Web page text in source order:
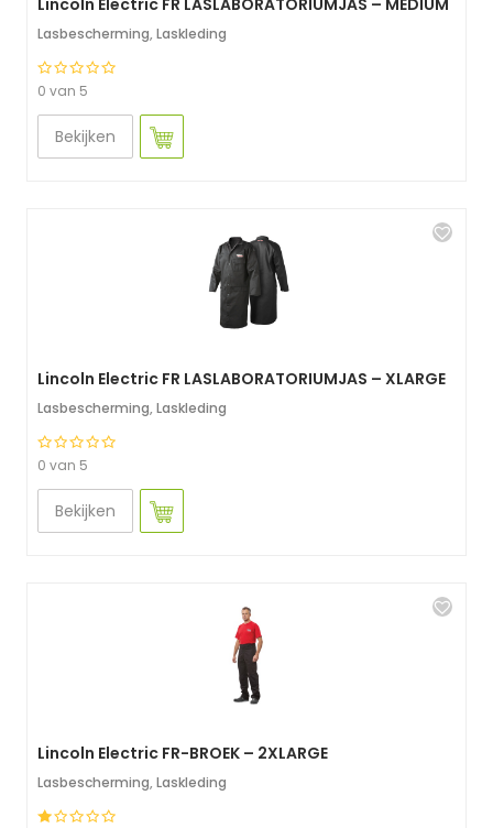
Lincoln Electric FR LASLABORATORIUMJAS – MEDIUM
Lasbescherming, Laskleding
0 van 5
Bekijken
Lincoln Electric FR LASLABORATORIUMJAS – XLARGE
Lasbescherming, Laskleding
0 van 5
Bekijken
Lincoln Electric FR-BROEK – 2XLARGE
Lasbescherming, Laskleding